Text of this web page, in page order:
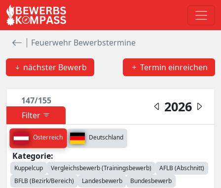
Feuerwehr Bewerbstermine
nächster Bewerb Termin einreichen
2026
147/155
Filter
Österreich Deutschland
Kategorie:
Kuppelcup Vergleichsbewerb (Trainingsbewerb)
AFLB (Abschnitt)
BFLB (Bezirk/Bereich)
Landesbewerb Bundesbewerb